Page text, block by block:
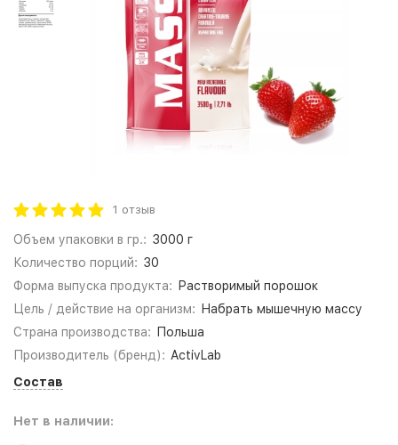
1 отзыв
Объем упаковки в гр.: 3000 г
Количество порций: 30
Форма выпуска продукта:
Растворимый порошок
Цель / действие на организм:
Набрать мышечную массу
Страна производства:
Польша
Производитель (бренд): ActivLab
Состав
Нет в наличии: